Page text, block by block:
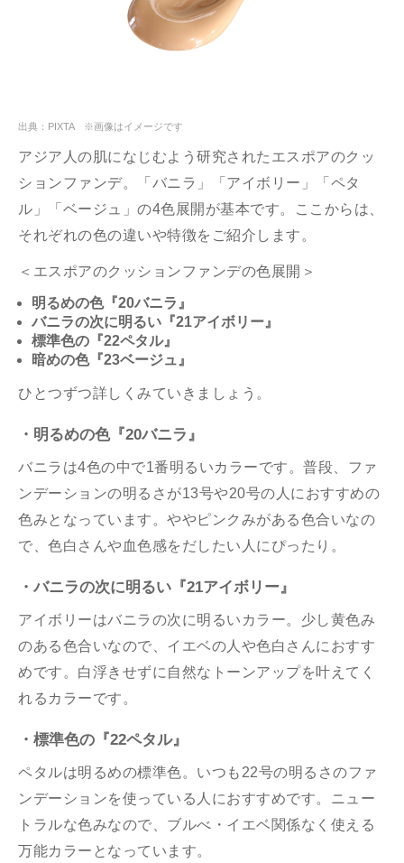
出典：PIXTA ※画像はイメージです
アジア人の肌になじむよう研究されたエスポアのクッ
ションファンデ。「バニラ」「アイボリー」「ペタ
ル」「ベージュ」の4色展開が基本です。ここからは、
それぞれの色の違いや特徴をご紹介します。
＜エスポアのクッションファンデの色展開＞
明るめの色『20バニラ』
バニラの次に明るい『21アイボリー』
標準色の『22ペタル』
暗めの色『23ベージュ』
ひとつずつ詳しくみていきましょう。
・明るめの色『20バニラ』
バニラは4色の中で1番明るいカラーです。普段、ファ
ンデーションの明るさが13号や20号の人におすすめの
色みとなっています。ややピンクみがある色合いなの
で、色白さんや血色感をだしたい人にぴったり。
・バニラの次に明るい『21アイボリー』
アイボリーはバニラの次に明るいカラー。少し黄色み
のある色合いなので、イエベの人や色白さんにおすす
めです。白浮きせずに自然なトーンアップを叶えてく
れるカラーです。
・標準色の『22ペタル』
ペタルは明るめの標準色。いつも22号の明るさのファ
ンデーションを使っている人におすすめです。ニュー
トラルな色みなので、ブルべ・イエベ関係なく使える
万能カラーとなっています。